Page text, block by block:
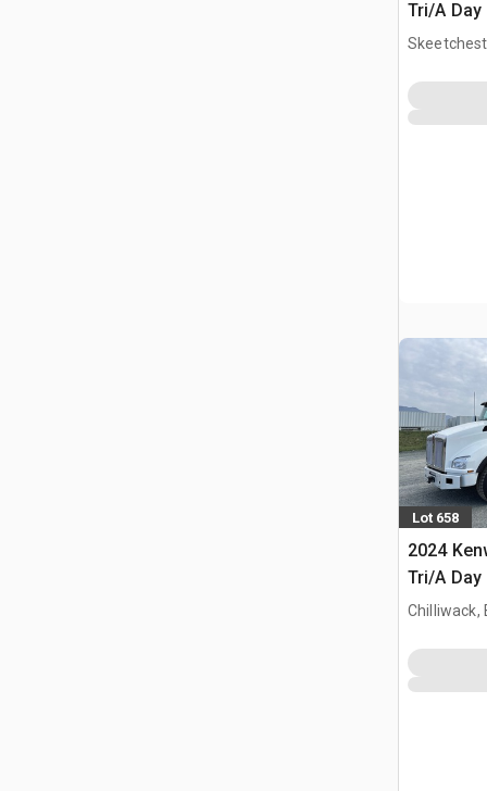
Tri/A
Lot 658
2024
Tri/A
Chilliwack,